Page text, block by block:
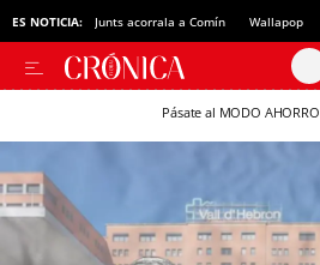
ES NOTICIA: Junts acorrala a Comín Wallapop
Pásate al MODO AHORRO